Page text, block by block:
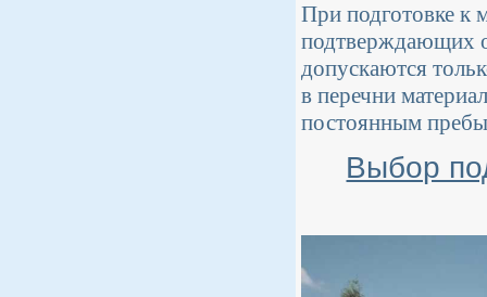
При подготовке к
подтверждающих
допускаются
в перечни
постоянным
Выбор